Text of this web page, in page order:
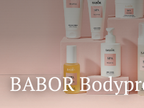
BABOR